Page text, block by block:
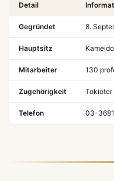
Detail
Gegründet 8.
Hauptsitz
Mitarbeiter 130
Zugehörigkeit
Telefon 03-